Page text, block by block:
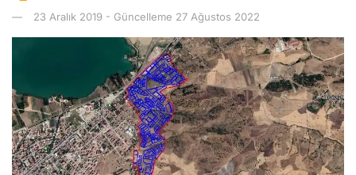
23 Aralık 2019 - Güncelleme 27 Ağustos 2022